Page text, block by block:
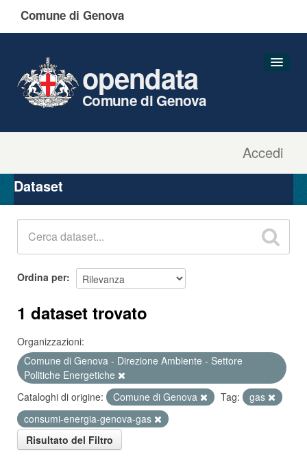
Comune di Genova
Accedi
opendata
Comune di Genova
Organizzazioni
Gruppi
Dataset
Ordina per
1 dataset trovato
Organizzazioni:
Comune di Genova - Direzione Ambiente - Settore
Politiche Energetiche
Cataloghi di origine:
Comune di Genova Tag:
gas
consumi-energia-genova-gas
Risultato del Filtro